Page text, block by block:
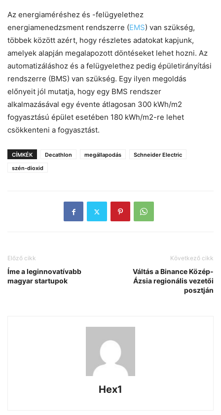
Az energiaméréshez és -felügyelethez
energiamenedzsment rendszerre (EMS) van szükség,
többek között azért, hogy részletes adatokat kapjunk,
amelyek alapján megalapozott döntéseket lehet hozni. Az
automatizáláshoz és a felügyelethez pedig épületirányítási
rendszerre (BMS) van szükség. Egy ilyen megoldás
előnyeit jól mutatja, hogy egy BMS rendszer
alkalmazásával egy évente átlagosan 300 kWh/m2
fogyasztású épület esetében 180 kWh/m2-re lehet
csökkenteni a fogyasztást.
CÍMKÉK Decathlon megállapodás
Schneider Electric
szén-dioxid
Előző cikk
Íme a leginnovatívabb
magyar startupok
Következő cikk
Váltás a Binance Közép-
Ázsia regionális vezetői
posztján
Hex1